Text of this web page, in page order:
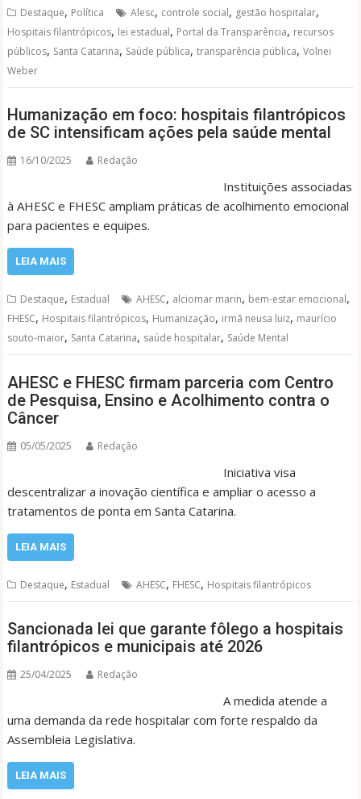
Destaque, Política Alesc, controle social, gestão hospitalar,
Hospitais filantrópicos, lei estadual, Portal da Transparência, recursos
públicos, Santa Catarina, Saúde pública,transparência pública,Volnei
Weber
Humanização em foco: hospitais filantrópicos
de SC intensificam ações pela saúde mental
16/10/2025 Redação
Instituições associadas
à AHESC e FHESC ampliam práticas de acolhimento emocional
para pacientes e equipes.
LEIA MAIS
Destaque, Estadual AHESC, alciomar marin, bem-estar emocional,
FHESC, Hospitais filantrópicos, Humanização, irmã neusa luiz, maurício
souto-maior, Santa Catarina, saúde hospitalar, Saúde Mental
AHESC e FHESC firmam parceria com Centro
de Pesquisa, Ensino e Acolhimento contra o
Câncer
05/05/2025 Redação
Iniciativa visa
descentralizar a inovação científica e ampliar o acesso a
tratamentos de ponta em Santa Catarina.
LEIA MAIS
Destaque, Estadual AHESC, FHESC, Hospitais filantrópicos
Sancionada lei que garante fôlego a hospitais
filantrópicos e municipais até 2026
25/04/2025 Redação
A medida atende a
uma demanda da rede hospitalar com forte respaldo da
Assembleia Legislativa.
LEIA MAIS